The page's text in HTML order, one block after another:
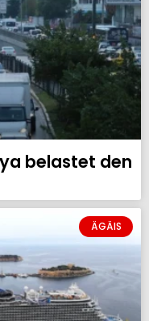
belastet den
ÄGÄIS